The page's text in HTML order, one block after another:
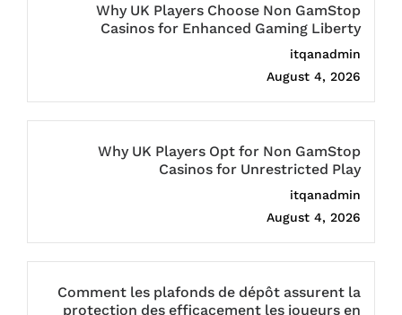
Why UK Players Choose Non GamStop
Casinos for Enhanced Gaming Liberty
itqanadmin
August 4, 2026
Why UK Players Opt for Non GamStop
Casinos for Unrestricted Play
itqanadmin
August 4, 2026
Comment les plafonds de dépôt assurent la
protection des efficacement les joueurs en